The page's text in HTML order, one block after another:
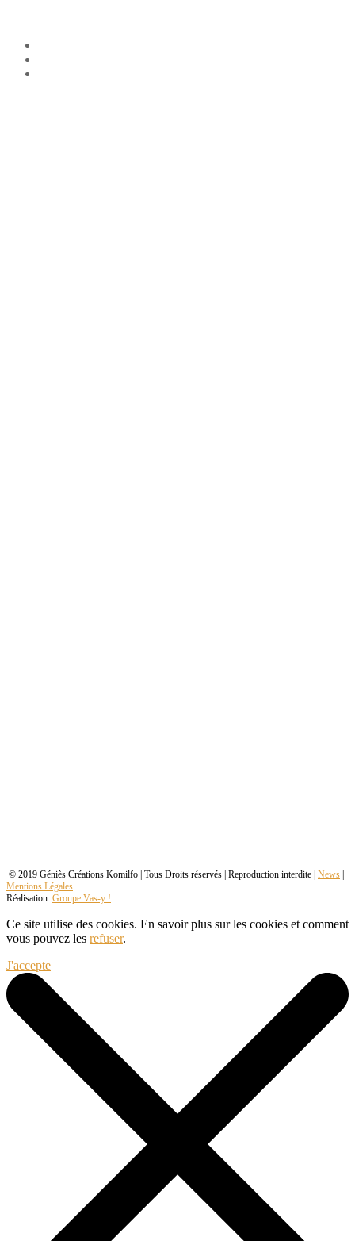
© 2019 Géniès Créations Komilfo | Tous Droits réservés | Reproduction interdite | News
Mentions Légales.
Réalisation Groupe Vas-y !
Ce site utilise des cookies. En savoir plus sur les cookies et comment
vous pouvez les refuser.
J'accepte